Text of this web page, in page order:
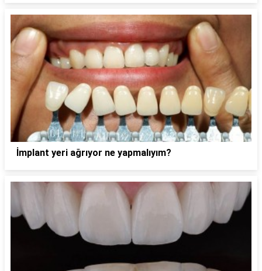
İmplant yeri ağrıyor ne yapmalıyım?